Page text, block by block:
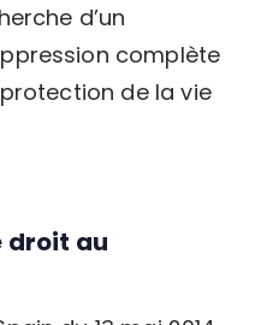
d’un
complète
de la vie
droit au